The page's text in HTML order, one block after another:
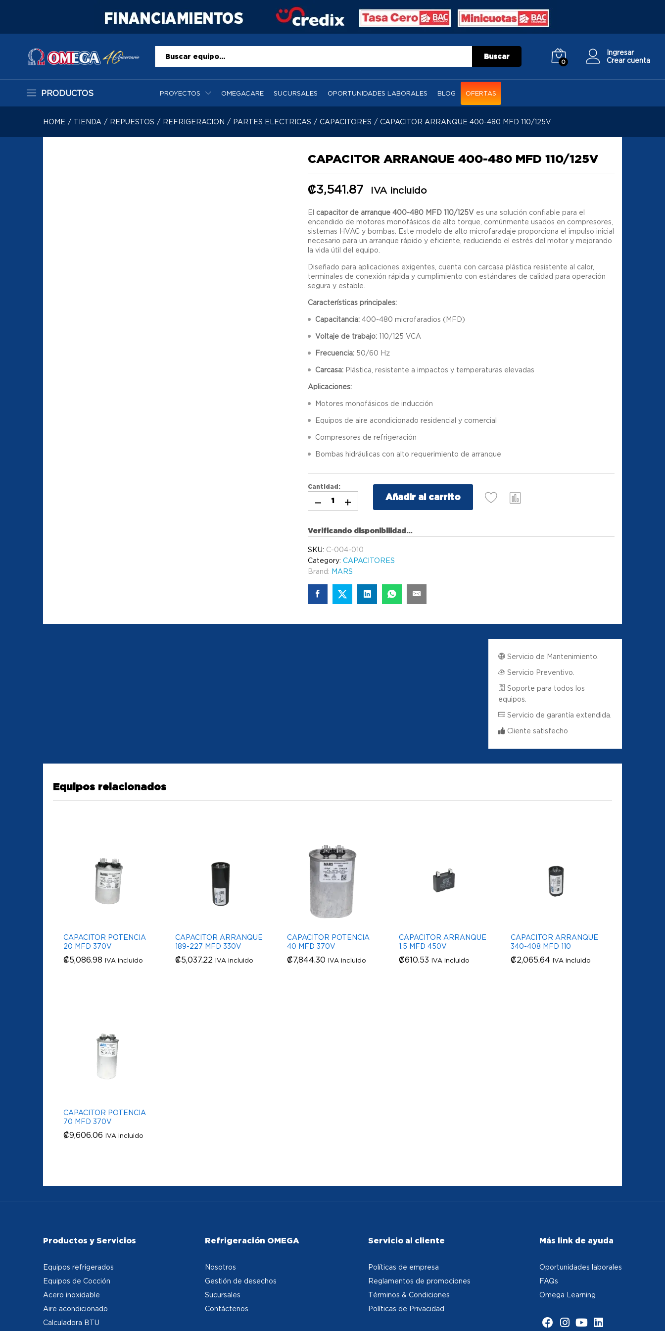
Todo Buscar
0
Ingresar
Crear cuenta
PRODUCTOS PROYECTOS OMEGACARE SUCURSALES OPORTUNIDADES LABORALES BLOG OFERTAS
HOME / TIENDA / REPUESTOS / REFRIGERACION / PARTES ELECTRICAS / CAPACITORES / CAPACITOR ARRANQUE 400-480 MFD 110/125V
CAPACITOR ARRANQUE 400-480 MFD 110/125V
₡3,541.87 IVA incluido
El capacitor de arranque 400-480 MFD 110/125V es una solución confiable para el
encendido de motores monofásicos de alto torque, comúnmente usados en compresores,
sistemas HVAC y bombas. Este modelo de alto microfaradaje proporciona el impulso inicial
necesario para un arranque rápido y eficiente, reduciendo el estrés del motor y mejorando
la vida útil del equipo.
Diseñado para aplicaciones exigentes, cuenta con carcasa plástica resistente al calor,
terminales de conexión rápida y cumplimiento con estándares de calidad para operación
segura y estable.
Características principales:
Capacitancia: 400-480 microfaradios (MFD)
Voltaje de trabajo: 110/125 VCA
Frecuencia: 50/60 Hz
Carcasa: Plástica, resistente a impactos y temperaturas elevadas
Aplicaciones:
Motores monofásicos de inducción
Equipos de aire acondicionado residencial y comercial
Compresores de refrigeración
Bombas hidráulicas con alto requerimiento de arranque
Cantidad:
Añadir al carrito
Verificando disponibilidad...
SKU: C-004-010
Category:CAPACITORES
Brand: MARS
Servicio de Mantenimiento.
Servicio Preventivo.
Soporte para todos los
equipos.
Servicio de garantía extendida.
Cliente satisfecho
Equipos relacionados
CAPACITOR POTENCIA
20 MFD 370V
₡5,086.98 IVA incluido
₡5,086.98
CAPACITOR ARRANQUE
189-227 MFD 330V
₡5,037.22 IVA incluido
₡5,037.22
CAPACITOR POTENCIA
40 MFD 370V
₡7,844.30 IVA incluido
₡7,844.30
CAPACITOR ARRANQUE
1.5 MFD 450V
₡610.53 IVA incluido
₡610.53
CAPACITOR ARRANQUE
340-408 MFD 110
₡2,065.64 IVA incluido
₡2,065.64
CAPACITOR POTENCIA
70 MFD 370V
₡9,606.06 IVA incluido
₡9,606.06
Productos y Servicios
Equipos refrigerados
Equipos de Cocción
Acero inoxidable
Aire acondicionado
Calculadora BTU
Refrigeración OMEGA
Nosotros
Gestión de desechos
Sucursales
Contáctenos
Servicio al cliente
Políticas de empresa
Reglamentos de promociones
Términos & Condiciones
Políticas de Privacidad
Más link de ayuda
Oportunidades laborales
FAQs
Omega Learning